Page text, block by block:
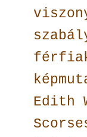
Edith